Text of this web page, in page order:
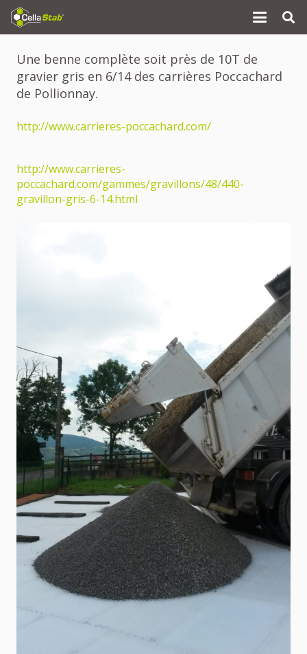
Une benne complète soit près de 10T de
gravier gris en 6/14 des carrières Poccachard
de Pollionnay.
http://www.carrieres-poccachard.com/
http://www.carrieres-
poccachard.com/gammes/gravillons/48/440-
gravillon-gris-6-14.html